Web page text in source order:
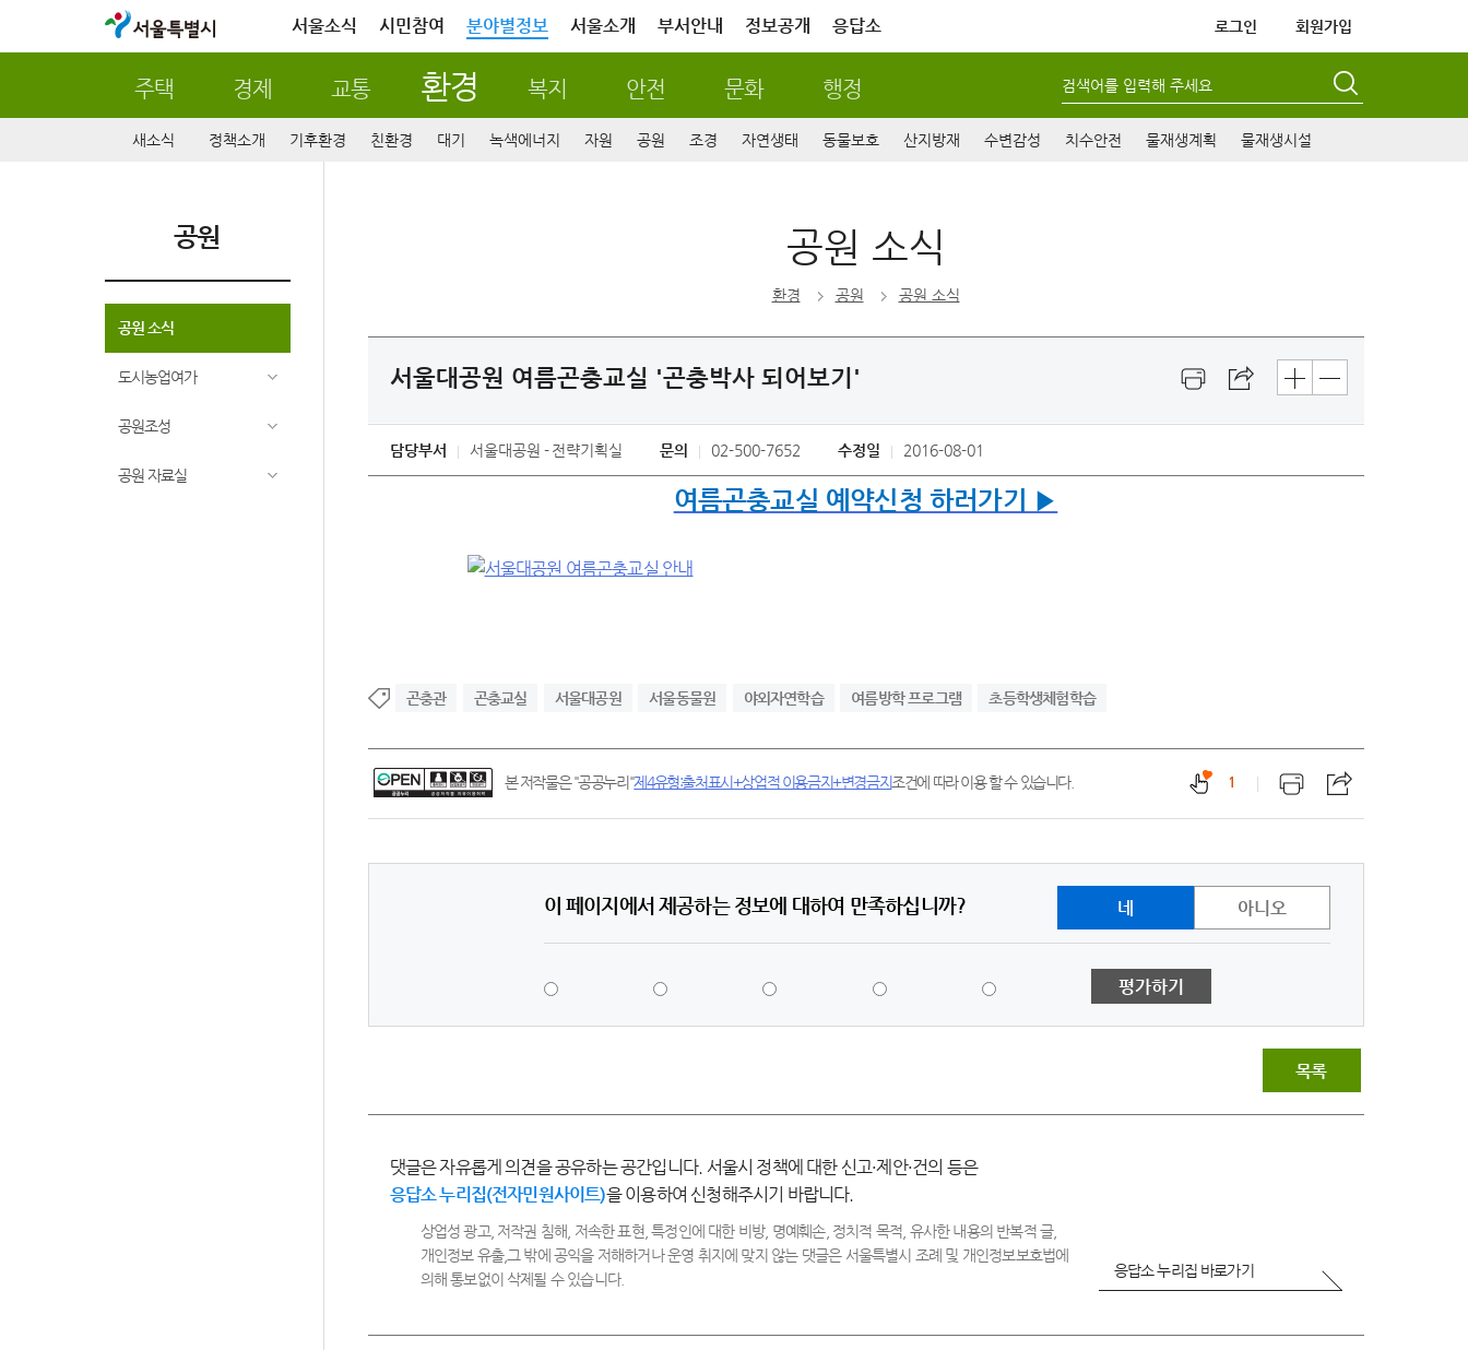
서울특별시 서울소식 시민참여 분야별정보 서울소개 부서안내 정보공개 응답소 로그인 회원가입
주택 경제 교통 환경 복지 안전 문화 행정 검색어를 입력해 주세요
새소식 정책소개 기후환경 친환경 대기 녹색에너지 자원 공원 조경 자연생태 동물보호 산지방재 수변감성 치수안전 물재생계획 물재생시설
공원
공원 소식
도시농업여가
공원조성
공원 자료실
공원 소식
환경 공원 공원 소식
서울대공원 여름곤충교실 '곤충박사 되어보기'
담당부서 서울대공원 전략기획실 문의 02-500-7652 수정일 2016-08-01
여름곤충교실 예약신청 하러가기 ▶
곤충관 곤충교실 서울대공원 서울동물원 야외자연학습 여름방학 프로그램 초등학생체험학습
1
본 저작물은 "공공누리"제4유형:출처표시+상업적 이용금지+변경금지조건에 따라 이용 할 수 있습니다.
이 페이지에서 제공하는 정보에 대하여 만족하십니까? 네 아니오
평가하기
목록
댓글은 자유롭게 의견을 공유하는 공간입니다. 서울시 정책에 대한 신고·제안·건의 등은
응답소 누리집(전자민원사이트)을 이용하여 신청해주시기 바랍니다.
상업성 광고, 저작권 침해, 저속한 표현, 특정인에 대한 비방, 명예훼손, 정치적 목적, 유사한 내용의 반복적 글,
개인정보 유출,그 밖에 공익을 저해하거나 운영 취지에 맞지 않는 댓글은 서울특별시 조례 및 개인정보보호법에
의해 통보없이 삭제될 수 있습니다.
응답소 누리집 바로가기